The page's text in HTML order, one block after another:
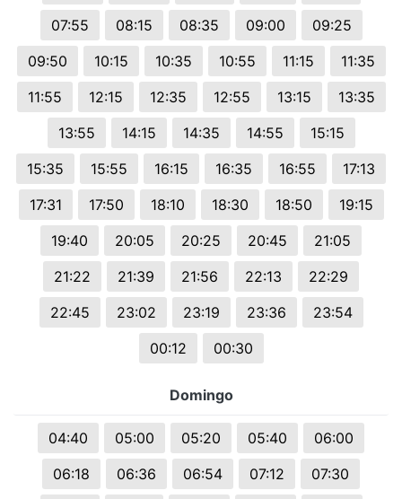
07:55
08:15 08:35 09:00
09:25
09:50
10:15 10:35 10:55 11:15
11:35
11:55
12:15 12:35 12:55 13:15
13:35
13:55
14:15 14:35 14:55
15:15
15:35
15:55 16:15 16:35 16:55
17:13
17:31
17:50 18:10 18:30 18:50
19:15
19:40
20:05 20:25 20:45
21:05
21:22
21:39 21:56 22:13
22:29
22:45
23:02 23:19 23:36
23:54
00:12
00:30
Domingo
04:40 05:00 05:20 05:40
06:00
06:18
06:36 06:54 07:12
07:30